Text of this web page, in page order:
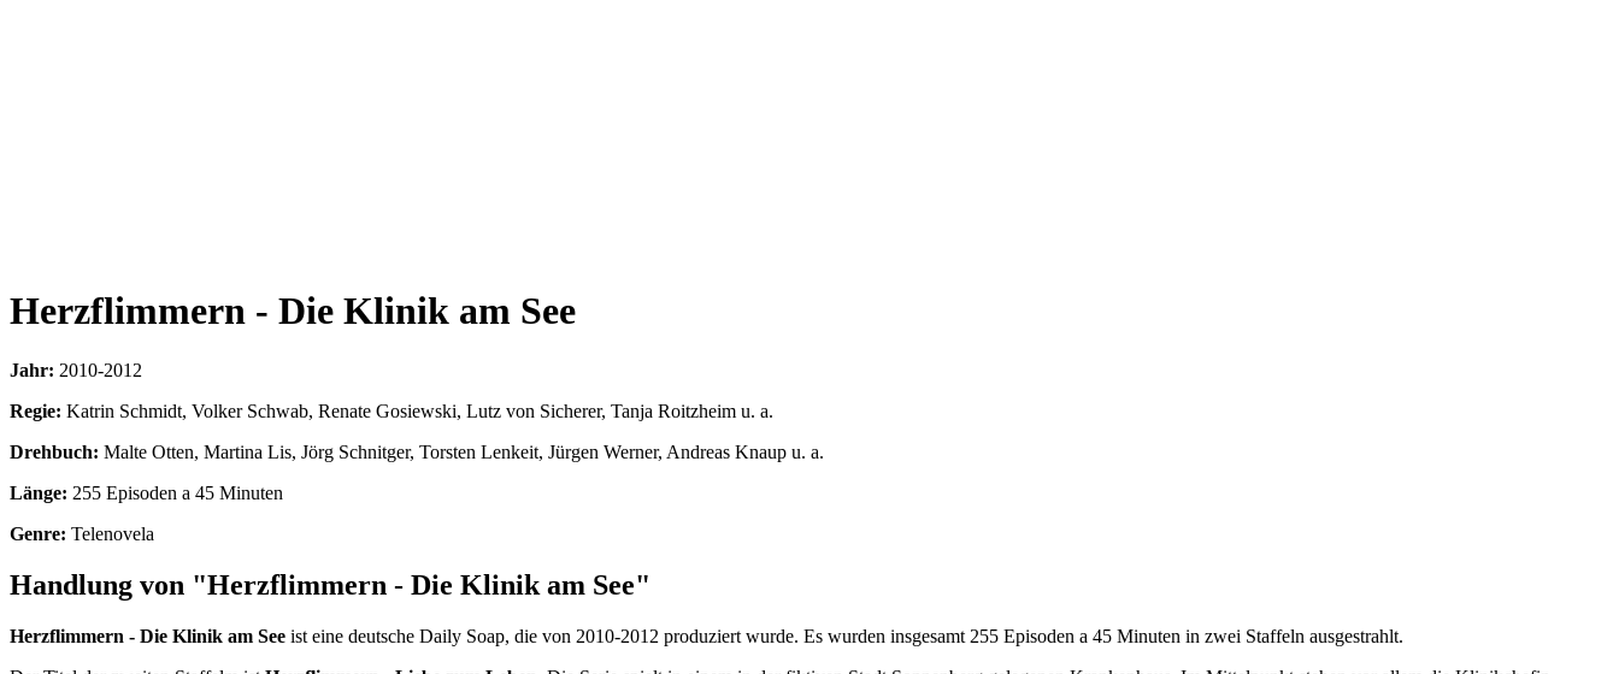
Herzflimmern - Die Klinik am See
Jahr: 2010-2012
Regie: Katrin Schmidt, Volker Schwab, Renate Gosiewski, Lutz von Sicherer, Tanja Roitzheim u. a.
Drehbuch: Malte Otten, Martina Lis, Jörg Schnitger, Torsten Lenkeit, Jürgen Werner, Andreas Knaup u. a.
Länge: 255 Episoden a 45 Minuten
Genre: Telenovela
Handlung von "Herzflimmern - Die Klinik am See"
Herzflimmern - Die Klinik am See ist eine deutsche Daily Soap, die von 2010-2012 produziert wurde. Es wurden insgesamt 255 Episoden a 45 Minuten in zwei Staffeln ausgestrahlt.